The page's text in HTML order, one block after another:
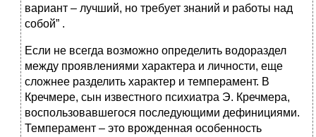
вариант – лучший, но требует знаний и работы над
собой” .
Если не всегда возможно определить водораздел
между проявлениями характера и личности, еще
сложнее разделить характер и темперамент. В
Кречмере, сын известного психиатра Э. Кречмера,
воспользовавшегося последующими дефинициями.
Темперамент – это врожденная особенность